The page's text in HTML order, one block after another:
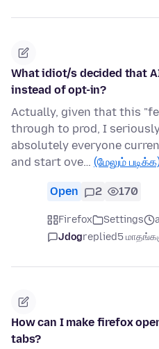
What idiot/s decided that
instead of opt-in?
Actually, given that this
through to prod, I
absolutely everyone
and start ove… (மேலும்
Open 2 170
Firefox Settings
Jdogreplied5
How can I make firefox
tabs?